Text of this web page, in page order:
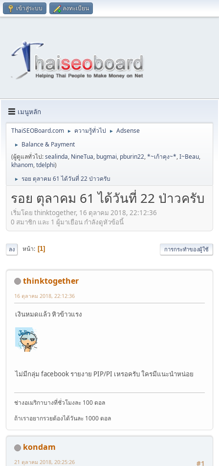
เข้าสู่ระบบ ลงทะเบียน
เมนูหลัก
ThaiSEOBoard.com ► ความรู้ทั่วไป ► Adsense
►
Balance & Payment
(ผู้ดูแลทั่วไป:sealinda, NineTua, bugmai, pburin22,*~เก้าคุง~*,I~Beau,
khanom,tdelphi)
► รอย ตุลาคม 61 ได้วันที่ 22 ป่าวครับ
รอย ตุลาคม 61 ได้วันที่ 22 ป่าวครับ
เริ่มโดย thinktogether, 16 ตุลาคม 2018, 22:12:36
0 สมาชิก และ 1 ผู้มาเยือน กำลังดูหัวข้อนี้
ลง หน้า 1 การกระทำของผู้ใช้
thinktogether
16 ตุลาคม 2018, 22:12:36
เงินหมดแล้ว หิวข้าวแรง
ไม่มีกลุ่ม facebook รายงาย PIP/PI เหรอครับ ใครมีแนะนำหน่อย
ช่างอเมริกาบางที่ชั่วโมงละ 100 ดอล
ถ้าเราอยากรวยต้องได้วันละ 1000 ดอล
kondam
#1
21 ตุลาคม 2018, 20:25:26